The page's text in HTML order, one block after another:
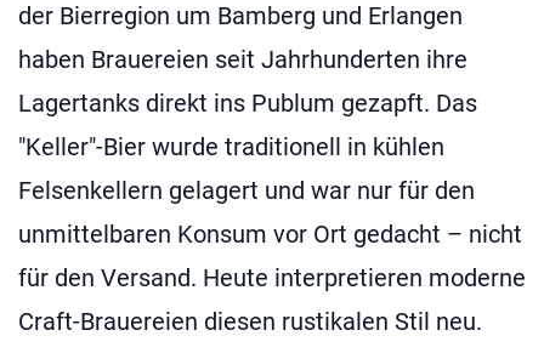
der Bierregion um Bamberg und Erlangen
haben Brauereien seit Jahrhunderten ihre
Lagertanks direkt ins Publum gezapft. Das
"Keller"-Bier wurde traditionell in kühlen
Felsenkellern gelagert und war nur für den
unmittelbaren Konsum vor Ort gedacht – nicht
für den Versand. Heute interpretieren moderne
Craft-Brauereien diesen rustikalen Stil neu.